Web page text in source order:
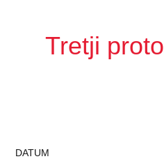
Tretji
DATUM